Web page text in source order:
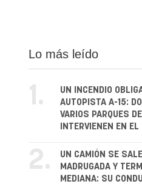
Lo más leído
1.
UN INCENDIO
AUTOPISTA A-15:
VARIOS PARQUES
INTERVIENEN EN EL
2.
UN CAMIÓN SE
MADRUGADA Y
MEDIANA: SU